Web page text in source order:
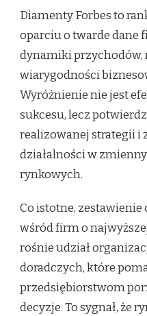
Diamenty Forbes to
oparciu o twarde dane
dynamiki przychodów,
wiarygodności
Wyróżnienie nie jest
sukcesu, lecz
realizowanej strategii i
działalności w
rynkowych.
Co istotne, zestawienie
wśród firm o
rośnie udział
doradczych, które
przedsiębiorstwom
decyzje. To sygnał, że